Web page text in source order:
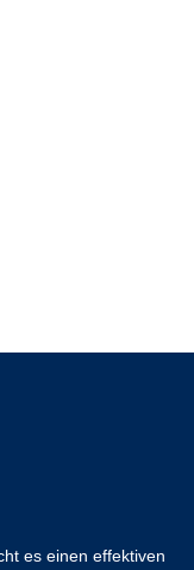
es einen effektiven